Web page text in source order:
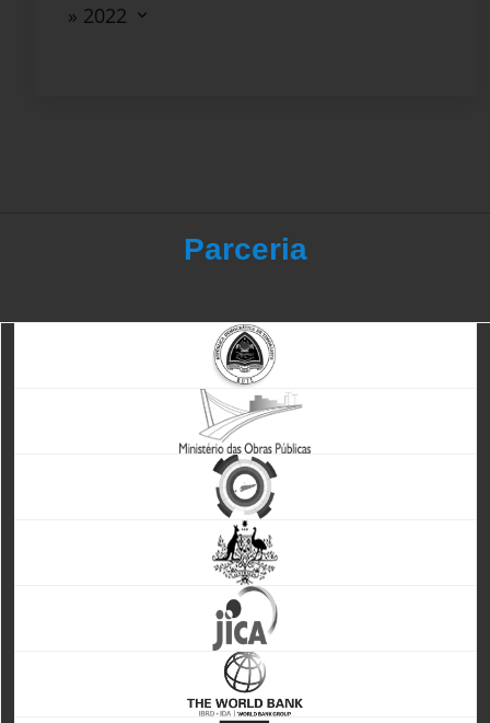
» 2022
Parceria